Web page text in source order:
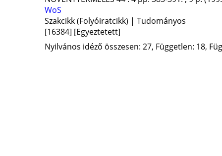
WoS
Szakcikk (Folyóiratcikk) | Tudományos
[16384] [Egyeztetett]
Nyilvános idéző összesen: 27, Független: 18,